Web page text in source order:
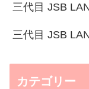
三代目 JSB
三代目 JSB
カテゴリー